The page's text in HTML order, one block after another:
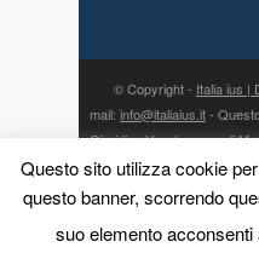
© Copyright - Italia ius |
mail: info@italiaius.it-
Giuridico Veneto s.a.s. di
Centro 80, fraz. Priabona
03775960242 - PEC:
direzione scientifica è
studio in Malo (VI), via
Questo sito utilizza cookie
questo banner, scorrendo
suo elemento acconsenti